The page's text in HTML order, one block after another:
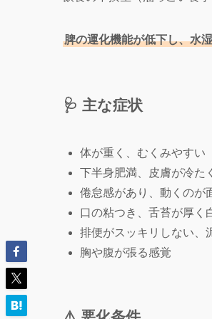
脾の運化機能が低下し、水
🩺 主な症状
体が重く、むくみやすい
下半身肥満、皮膚が冷た
倦怠感があり、動くのが
口の粘つき、舌苔が厚く
排便がスッキリしない、
胸や腹が張る感覚